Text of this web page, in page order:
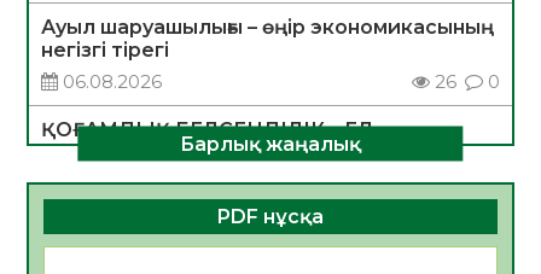
Ауыл шаруашылығы – өңір экономикасының
негізгі тірегі
06.08.2026
26 0
ҚОҒАМДЫҚ БЕЛСЕНДІЛІК – ЕЛ
ДАМУЫНЫҢ НЕГІЗІ
06.08.2026
24 0
ҚҰРЫЛТАЙ САЙЛАУЫ – БОЛАШАҚҚА
Барлық жаңалық
PDF нұсқа